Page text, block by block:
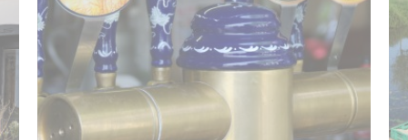
heures, une merveille qui fond dans la bouche.
En dessert, succombez au pain perdu
caramélisé et sa glace vanille ou à l'onctueux
parfait glacé aux spéculoos.